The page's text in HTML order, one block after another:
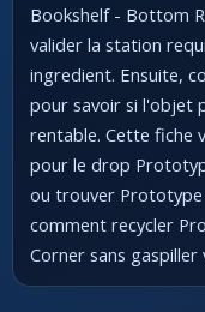
Bookshelf - Bottom
valider la station
ingredient. Ensuite,
pour savoir si l'objet
rentable. Cette fiche
pour le drop
ou trouver
comment recycler
Corner sans gaspiller